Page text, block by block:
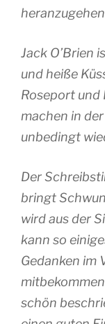
Jack O’Brien
und heiße
Roseport und
machen in
unbedingt
Der
bringt
wird aus der
kann so
Gedanken im
schön